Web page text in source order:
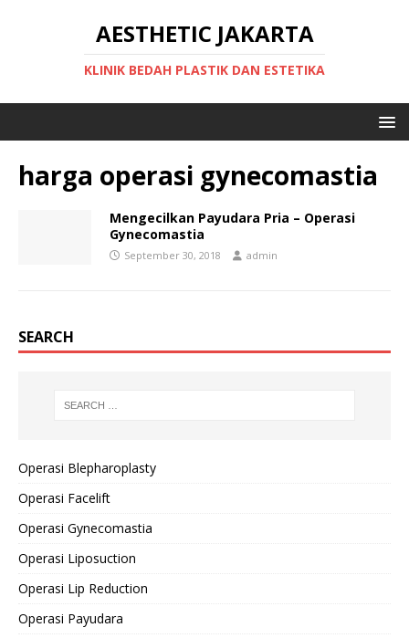
AESTHETIC JAKARTA
KLINIK BEDAH PLASTIK DAN ESTETIKA
harga operasi gynecomastia
Mengecilkan Payudara Pria – Operasi
Gynecomastia
September 30, 2018 admin
SEARCH
Operasi Blepharoplasty
Operasi Facelift
Operasi Gynecomastia
Operasi Liposuction
Operasi Lip Reduction
Operasi Payudara